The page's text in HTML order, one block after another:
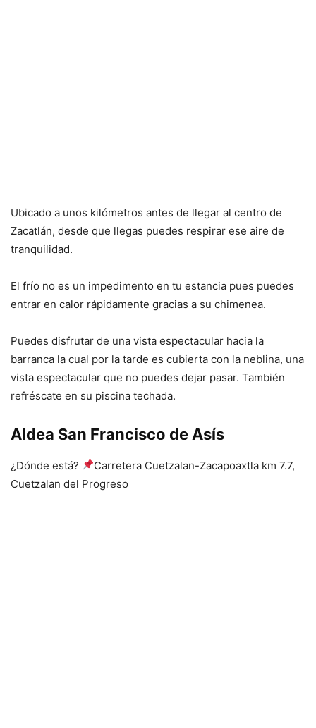
Ubicado a unos kilómetros antes de llegar al centro de
Zacatlán, desde que llegas puedes respirar ese aire de
tranquilidad.
El frío no es un impedimento en tu estancia pues puedes
entrar en calor rápidamente gracias a su chimenea.
Puedes disfrutar de una vista espectacular hacia la
barranca la cual por la tarde es cubierta con la neblina, una
vista espectacular que no puedes dejar pasar. También
refréscate en su piscina techada.
Aldea San Francisco de Asís
¿Dónde está?
Carretera Cuetzalan-Zacapoaxtla km 7.7,
Cuetzalan del Progreso